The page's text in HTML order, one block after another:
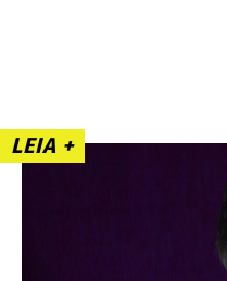
LEIA +